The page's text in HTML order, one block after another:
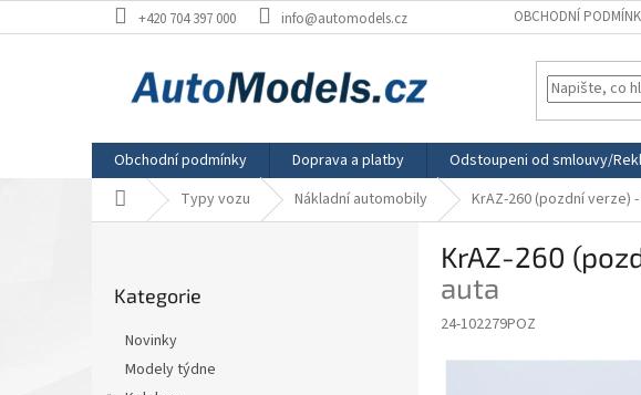
na
+420 704 397 000 info@automodels.cz OBCHODNÍ
Obchodní podmínky Doprava a platby Odstoupeni od smlouvy/
Domů Typy vozu Nákladní automobily KrAZ-260 (pozdní verze)
kategorie
Kategorie
Novinky
Modely týdne
KrAZ-260
auta
24-102279POZ